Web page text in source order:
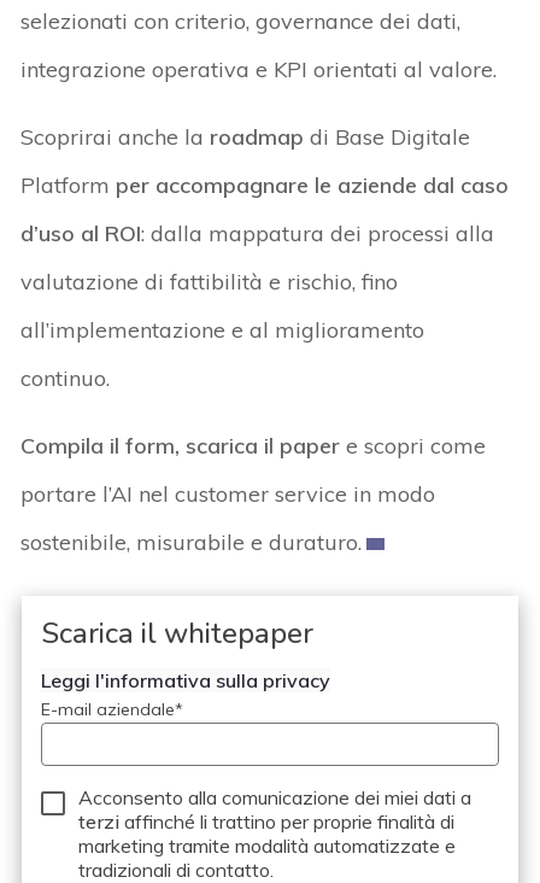
selezionati con criterio, governance dei dati,
integrazione operativa e KPI orientati al valore.
Scoprirai anche la roadmapdi Base Digitale
Platform per accompagnare le aziende dal caso
d’uso al ROI: dalla mappatura dei processi alla
valutazione di fattibilità e rischio, fino
all’implementazione e al miglioramento
continuo.
Compila il form, scarica il papere scopri come
portare l’AI nel customer service in modo
sostenibile, misurabile e duraturo.
Scarica il whitepaper
Leggi l'informativa sulla privacy
E-mail aziendale*
Acconsento alla comunicazione dei miei dati a
terzi affinché li trattino per proprie finalità di
marketing tramite modalità automatizzate e
tradizionali di contatto.